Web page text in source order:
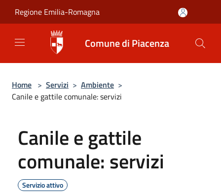
Regione Emilia-Romagna
Comune di Piacenza
Home > Servizi > Ambiente >
Canile e gattile comunale: servizi
Canile e gattile
comunale: servizi
Servizio attivo